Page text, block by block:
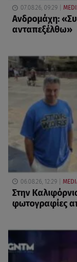
07.08.26, 09:29
Ανδρομάχη:
ανταπεξέλθω»
06.08.26, 12:29
Στην
φωτογραφίες